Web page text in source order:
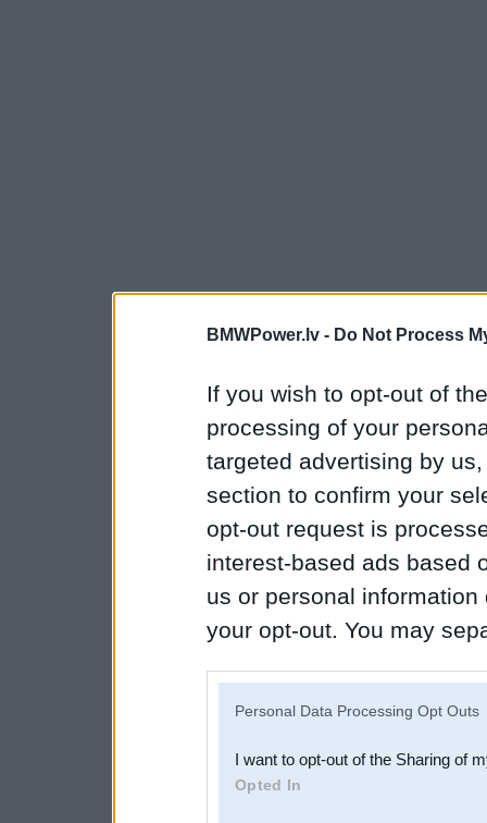
BMWPower.lv - Do Not Process
If you wish to opt-out of
processing of your
targeted advertising by
section to confirm your
opt-out request is
interest-based ads based
us or personal
your opt-out. You may
Downstream Participants
third parties.
Personal Data Processing Opt Outs
I want to opt-out of the Sharing of
Opted In